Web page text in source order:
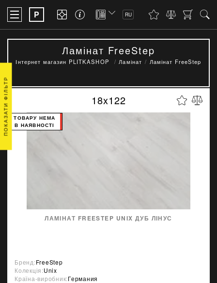
P RU
Ламінат FreeStep
Інтернет магазин PLITKASHOP Ламінат Ламінат FreeStep
18x122
ЛАМІНАТ FREESTEP UNIX ДУБ ЛІНУС
ТОВАРУ НЕМА
В НАЯВНОСТІ
Бренд:FreeStep
Колекція:Unix
Країна-виробник:Германия
ПОКАЗАТИ ФІЛЬТР